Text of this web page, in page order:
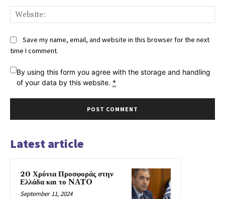
Save my name, email, and website in this browser for the next
time I comment.
By using this form you agree with the storage and handling
of your data by this website. *
Latest article
20 Χρόνια Προσφοράς στην
Ελλάδα και το NATO
September 11, 2024